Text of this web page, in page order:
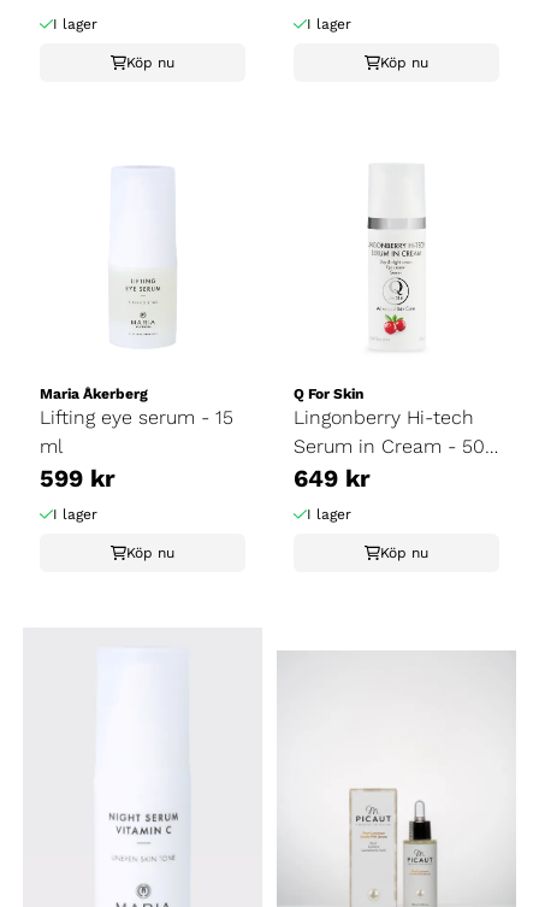
I lager
Köp nu
I lager
Köp nu
Maria Åkerberg
Lifting eye serum - 15
ml
599 kr
I lager
Köp nu
Q For Skin
Lingonberry Hi-tech
Serum in Cream - 50
ml
649 kr
I lager
Köp nu